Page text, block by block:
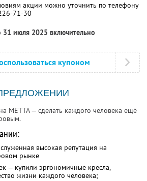
акции можно уточнить по телефону
71-30
31 июля 2025 включительно
купоном
METTA — сделать каждого человека ещё
высокая репутация на
рынке
— купили эргономичные кресла,
жизни каждого человека;